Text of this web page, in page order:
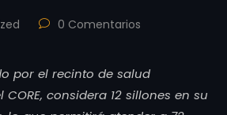
0 Comentarios
por el recinto de salud
considera 12 sillones en su